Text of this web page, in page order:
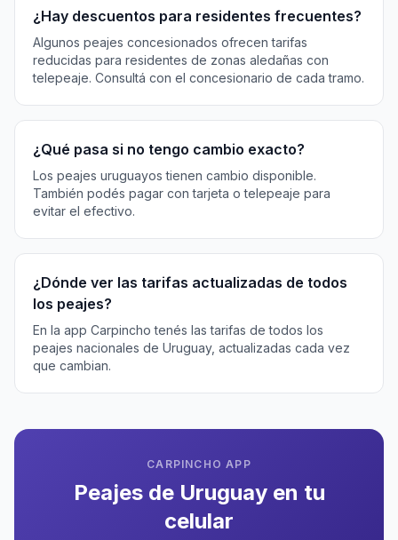
¿Hay descuentos para residentes frecuentes?
Algunos peajes concesionados ofrecen tarifas
reducidas para residentes de zonas aledañas con
telepeaje. Consultá con el concesionario de cada tramo.
¿Qué pasa si no tengo cambio exacto?
Los peajes uruguayos tienen cambio disponible.
También podés pagar con tarjeta o telepeaje para
evitar el efectivo.
¿Dónde ver las tarifas actualizadas de todos
los peajes?
En la app Carpincho tenés las tarifas de todos los
peajes nacionales de Uruguay, actualizadas cada vez
que cambian.
CARPINCHO APP
Peajes de Uruguay en tu
celular